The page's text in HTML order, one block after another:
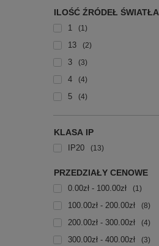
ILOŚĆ ŹRÓDEŁ ŚWIATŁA
1 1
13 2
3 3
4 4
5 4
KLASA IP
IP20 13
PRZEDZIAŁY CENOWE
0.00zł - 100.00zł 1
100.00zł - 200.00zł 8
200.00zł - 300.00zł 4
300.00zł - 400.00zł 3